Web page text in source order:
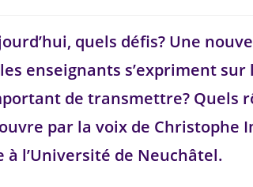
quels défis? Une
enseignants s’expriment
de transmettre? Quels
par la voix de
l’Université de Neuchâtel.